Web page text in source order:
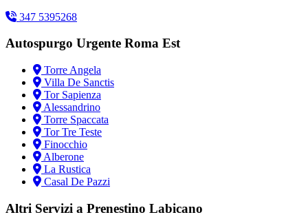
347 5395268
Autospurgo Urgente Roma Est
Torre Angela
Villa De Sanctis
Tor Sapienza
Alessandrino
Torre Spaccata
Tor Tre Teste
Finocchio
Alberone
La Rustica
Casal De Pazzi
Altri Servizi a Prenestino Labicano